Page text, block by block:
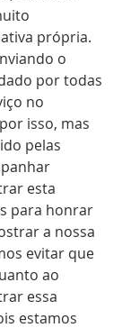
própria.
o
por todas
no
isso, mas
pelas
esta
para honrar
a nossa
evitar que
ao
essa
estamos